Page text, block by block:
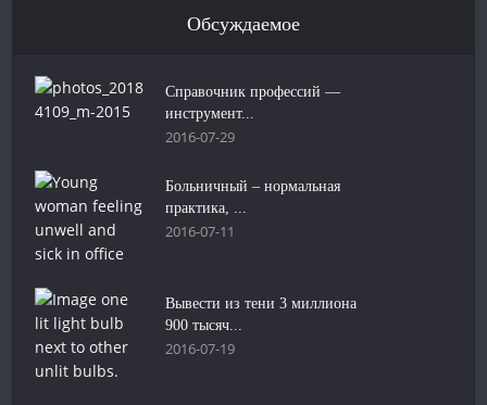
Обсуждаемое
Справочник профессий —
инструмент...
2016-07-29
Больничный – нормальная
практика, ...
2016-07-11
Вывести из тени 3 миллиона
900 тысяч...
2016-07-19